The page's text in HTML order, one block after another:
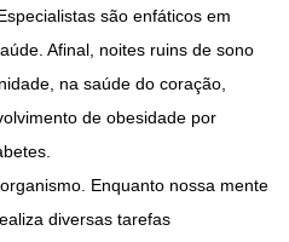
são enfáticos em
Afinal, noites ruins de sono
na saúde do coração,
de obesidade por
Enquanto nossa mente
diversas tarefas